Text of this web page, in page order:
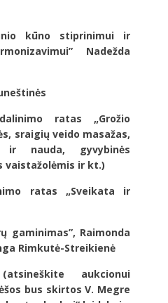
kūno stiprinimui ir
Nadežda
ratas „Grožio
sraigių veido masažas,
ir nauda, gyvybinės
ir kt.)
ratas „Sveikata ir
gaminimas”, Raimonda
Rimkutė-Streikienė
(atsineškite aukcionui
bus skirtos V. Megre